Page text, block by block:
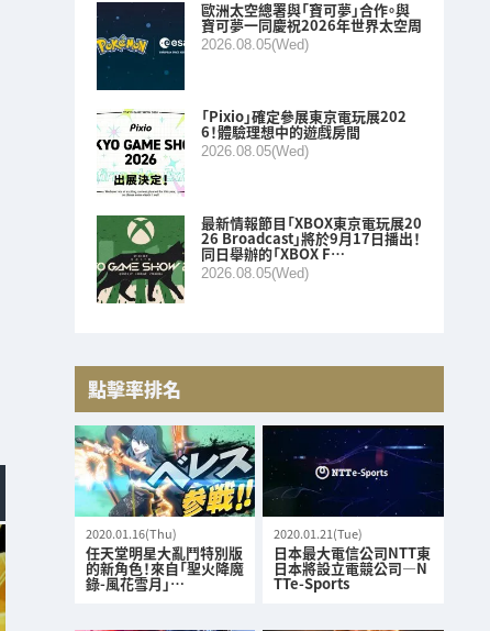
歐洲太空總署與「寶可夢」合作。與
寶可夢一同慶祝2026年世界太空周
2026.08.05(Wed)
「Pixio」確定參展東京電玩展202
6！體驗理想中的遊戲房間
2026.08.05(Wed)
最新情報節目「XBOX東京電玩展20
26 Broadcast」將於9月17日播出！
同日舉辦的「XBOX F…
2026.08.05(Wed)
點擊率排名
2020.01.16(Thu)
任天堂明星大亂鬥特別版
的新角色！來自「聖火降魔
錄-風花雪月」…
2020.01.21(Tue)
日本最大電信公司NTT東
日本將設立電競公司—N
TTe-Sports